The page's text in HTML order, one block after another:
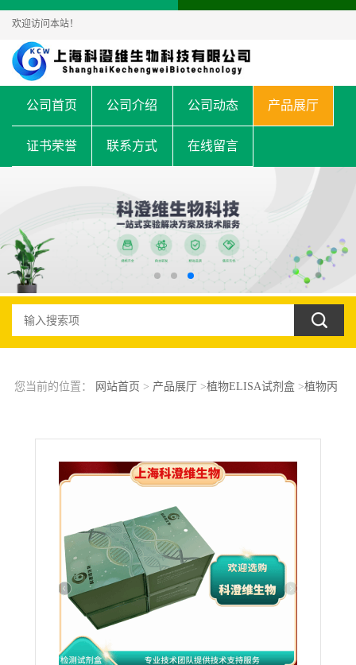
欢迎访问本站！
公司首页 公司介绍 公司动态 产品展厅
证书荣誉 联系方式 在线留言
您当前的位置： 网站首页 > 产品展厅>植物ELISA试剂盒>植物丙